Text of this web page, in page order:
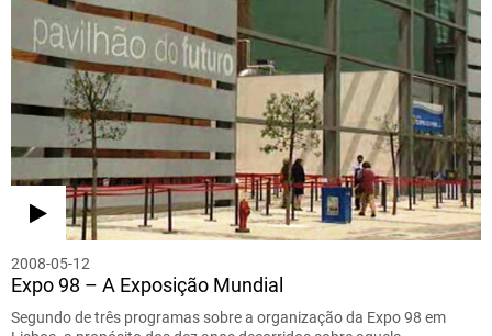
2008-05-12
Expo 98 – A Exposição Mundial
Segundo de três programas sobre a organização da Expo 98 em